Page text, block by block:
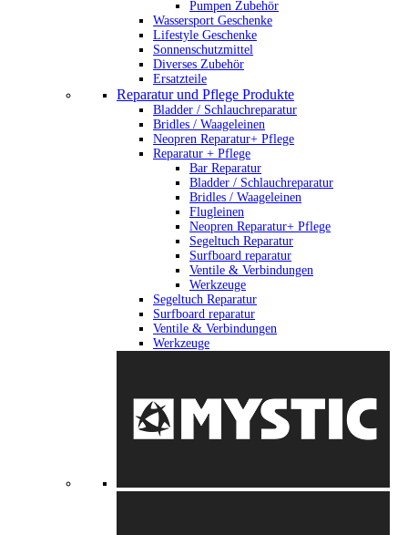
Pumpen Zubehör
Wassersport Geschenke
Lifestyle Geschenke
Sonnenschutzmittel
Diverses Zubehör
Ersatzteile
Reparatur und Pflege Produkte
Bladder / Schlauchreparatur
Bridles / Waageleinen
Neopren Reparatur+ Pflege
Reparatur + Pflege
Bar Reparatur
Bladder / Schlauchreparatur
Bridles / Waageleinen
Flugleinen
Neopren Reparatur+ Pflege
Segeltuch Reparatur
Surfboard reparatur
Ventile & Verbindungen
Werkzeuge
Segeltuch Reparatur
Surfboard reparatur
Ventile & Verbindungen
Werkzeuge